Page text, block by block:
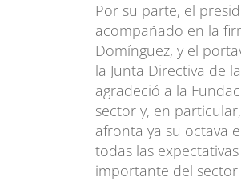
Por su parte, el
acompañado en la
Domínguez, y el
la Junta Directiva de
agradeció a la
sector y, en
afronta ya su octava
todas las
importante del